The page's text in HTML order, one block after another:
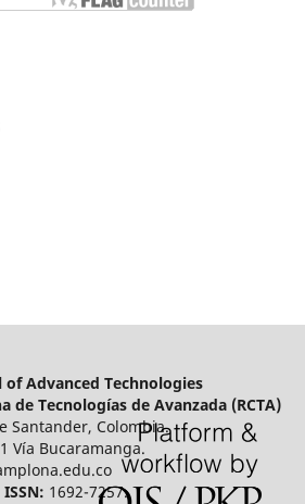
Advanced Technologies
de Tecnologías de Avanzada (RCTA)
Santander, Colombia.
Vía Bucaramanga.
ISSN: 1692-7257.